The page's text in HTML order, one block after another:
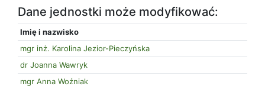
Dane jednostki może modyfikować:
Imię i nazwisko
mgr inż. Karolina Jezior-Pieczyńska
dr Joanna Wawryk
mgr Anna Woźniak